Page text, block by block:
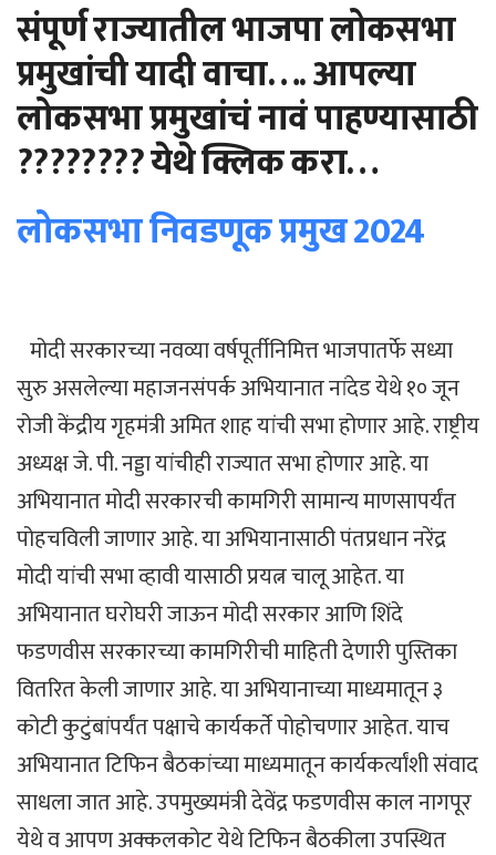
संपूर्ण राज्यातील भाजपा लोकसभा
प्रमुखांची यादी वाचा…. आपल्या
लोकसभा प्रमुखांचं नावं पाहण्यासाठी
???????? येथे क्लिक करा…
लोकसभा निवडणूक प्रमुख 2024
मोदी सरकारच्या नवव्या वर्षपूर्तीनिमित्त भाजपातर्फे सध्या
सुरु असलेल्या महाजनसंपर्क अभियानात नांदेड येथे १० जून
रोजी केंद्रीय गृहमंत्री अमित शाह यांची सभा होणार आहे. राष्ट्रीय
अध्यक्ष जे. पी. नड्डा यांचीही राज्यात सभा होणार आहे. या
अभियानात मोदी सरकारची कामगिरी सामान्य माणसापर्यंत
पोहचविली जाणार आहे. या अभियानासाठी पंतप्रधान नरेंद्र
मोदी यांची सभा व्हावी यासाठी प्रयत्न चालू आहेत. या
अभियानात घरोघरी जाऊन मोदी सरकार आणि शिंदे
फडणवीस सरकारच्या कामगिरीची माहिती देणारी पुस्तिका
वितरित केली जाणार आहे. या अभियानाच्या माध्यमातून ३
कोटी कुटुंबांपर्यंत पक्षाचे कार्यकर्ते पोहोचणार आहेत. याच
अभियानात टिफिन बैठकांच्या माध्यमातून कार्यकर्त्यांशी संवाद
साधला जात आहे. उपमुख्यमंत्री देवेंद्र फडणवीस काल नागपूर
येथे व आपण अक्कलकोट येथे टिफिन बैठकीला उपस्थित